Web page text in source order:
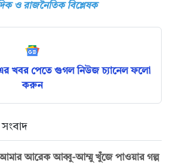
ও রাজনৈতিক বিশ্লেষক
খবর পেতে গুগল নিউজ চ্যানেল ফলো
করুন
আরেক আব্বু-আম্মু খুঁজে পাওয়ার গল্প